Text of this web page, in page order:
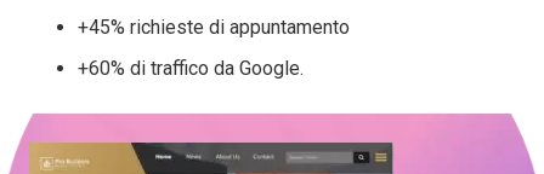
+45% richieste di appuntamento
+60% di traffico da Google.